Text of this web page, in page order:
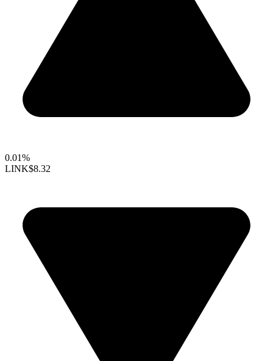
0.01%
LINK$8.32